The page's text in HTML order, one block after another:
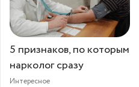
5 признаков, по которым
нарколог сразу
Интересное